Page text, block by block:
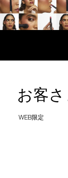
お客
WEB限定